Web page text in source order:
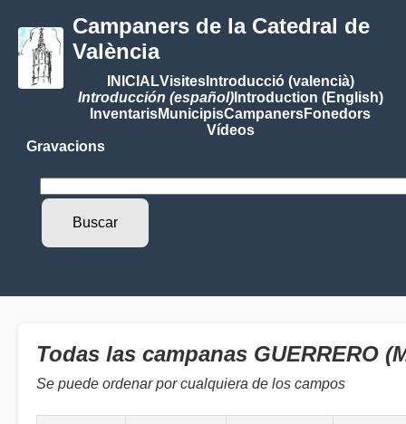
Campaners de la Catedral de
València
INICIALVisitesIntroducció (valencià)
Introducción (español)Introduction (English)
InventarisMunicipisCampanersFonedors
Vídeos
Gravacions
Todas las campanas GUERRERO
Se puede ordenar por cualquiera de los campos